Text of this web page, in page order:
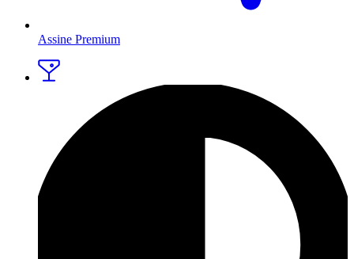
Assine Premium